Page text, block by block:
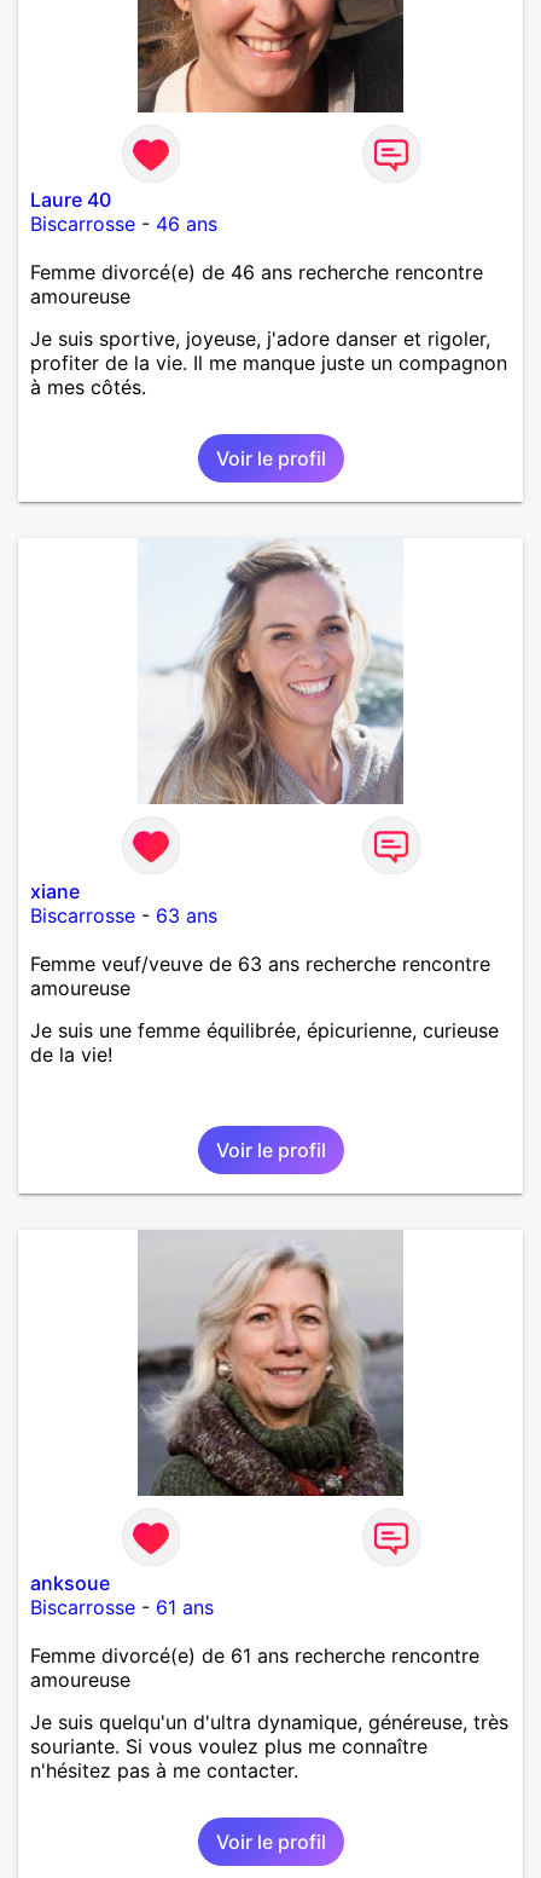
Laure 40
Biscarrosse - 46 ans
Femme divorcé(e) de 46 ans recherche rencontre
amoureuse
Je suis sportive, joyeuse, j'adore danser et rigoler,
profiter de la vie. Il me manque juste un compagnon
à mes côtés.
Voir le profil
xiane
Biscarrosse - 63 ans
Femme veuf/veuve de 63 ans recherche rencontre
amoureuse
Je suis une femme équilibrée, épicurienne, curieuse
de la vie!
Voir le profil
anksoue
Biscarrosse - 61 ans
Femme divorcé(e) de 61 ans recherche rencontre
amoureuse
Je suis quelqu'un d'ultra dynamique, généreuse, très
souriante. Si vous voulez plus me connaître
n'hésitez pas à me contacter.
Voir le profil